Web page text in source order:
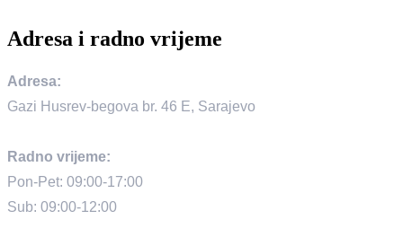
O nama
Avio Karte
Kontakt
Primajte novosti!
Prijavite se da primate najnovije ponude!